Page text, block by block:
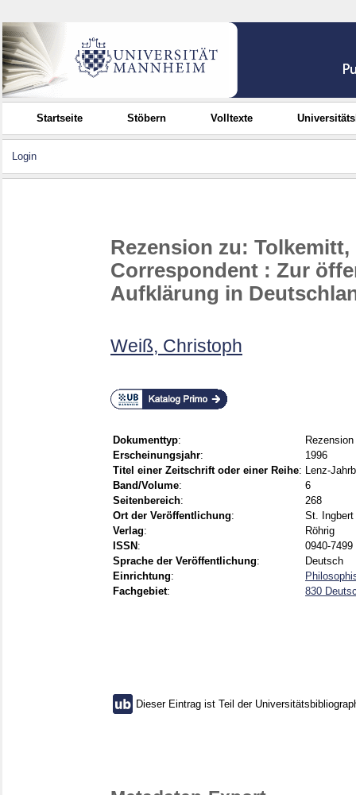
Startseite Stöbern Volltexte
Login
Rezension zu:
Correspondent : Zur
Aufklärung in
Weiß, Christoph
Dokumenttyp:
Rezension
Erscheinungsjahr:
1996
Titel einer Zeitschrift oder einer Reihe: Lenz-
Band/Volume:
6
Seitenbereich:
268
Ort der Veröffentlichung:
St. Ingbert
Verlag:
Röhrig
ISSN :
0940-7499
Sprache der Veröffentlichung:
Deutsch
Einrichtung:
Fachgebiet: 830
Dieser Eintrag ist Teil der